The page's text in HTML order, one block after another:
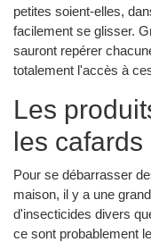
petites soient-elles,
facilement se glisser.
sauront repérer
totalement l'accès à
Les
les cafards
Pour se débarrasser
maison, il y a une
d'insecticides divers
ce sont probablement